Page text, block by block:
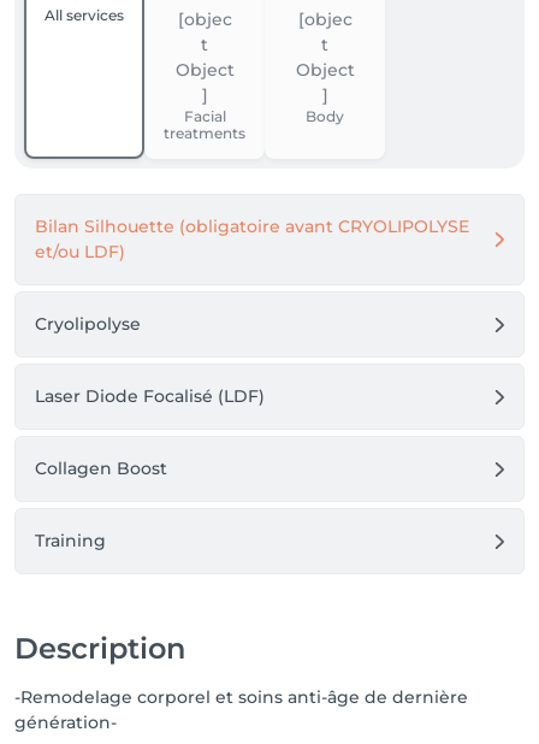
All services
Facial
treatments
Body
Bilan Silhouette (obligatoire avant CRYOLIPOLYSE
et/ou LDF)
Cryolipolyse
Laser Diode Focalisé (LDF)
Collagen Boost
Training
Description
-Remodelage corporel et soins anti-âge de dernière
génération-